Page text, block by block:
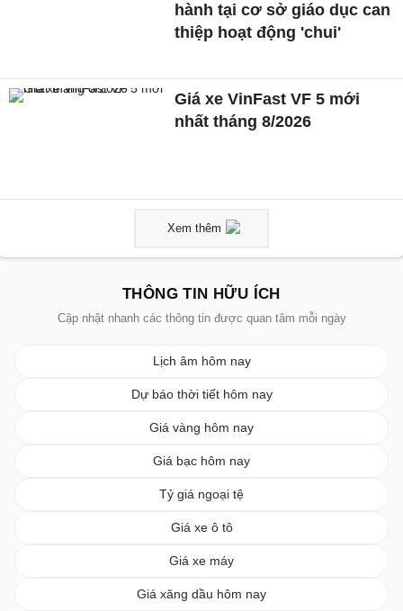
hành tại cơ sở giáo dục can
thiệp hoạt động 'chui'
Giá xe VinFast VF 5 mới
nhất tháng 8/2026
Xem thêm
THÔNG TIN HỮU ÍCH
Cập nhật nhanh các thông tin được quan tâm mỗi ngày
Lịch âm hôm nay
Dự báo thời tiết hôm nay
Giá vàng hôm nay
Giá bạc hôm nay
Tỷ giá ngoại tệ
Giá xe ô tô
Giá xe máy
Giá xăng dầu hôm nay